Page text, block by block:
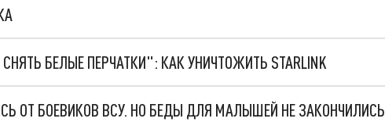
БЕЛЫЕ ПЕРЧАТКИ": КАК УНИЧТОЖИТЬ STARLINK
ОТ БОЕВИКОВ ВСУ. НО БЕДЫ ДЛЯ МАЛЫШЕЙ НЕ ЗАКОНЧИЛИСЬ